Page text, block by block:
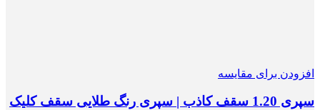
افزودن برای مقایسه
سپری 1.20 سقف کاذب | سپری رنگ طلایی سقف کلیک